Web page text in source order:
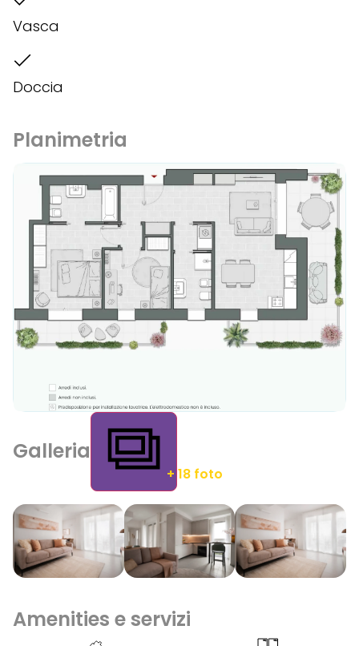
Vasca
Doccia
Planimetria
Galleria
+ 18 foto
Amenities e servizi